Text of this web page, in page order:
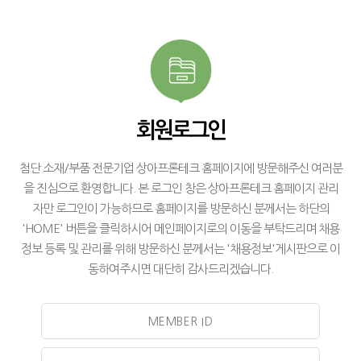
회원로그인
첨단 소재/부품 전문기업 상아프론테크 홈페이지에 방문해주신 여러분
을 진심으로 환영합니다. 본 로그인 창은 상아프론테크 홈페이지 관리
자만 로그인이 가능하므로 홈페이지를 방문하신 분께서는 하단의
'HOME' 버튼을 클릭하시어 메인페이지로의 이동을 부탁드리며 채용
정보 등록 및 관리를 위해 방문하신 분께서는 '채용정보'게시판으로 이
동하여주시면 대단히 감사드리겠습니다.